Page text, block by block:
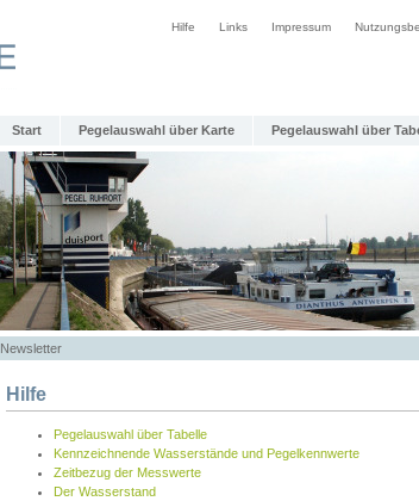
Hilfe Links Impressum
Start Pegelauswahl über Karte Pegelauswahl über
Newsletter
Hilfe
Pegelauswahl über Tabelle
Kennzeichnende Wasserstände und Pegelkennwerte
Zeitbezug der Messwerte
Der Wasserstand